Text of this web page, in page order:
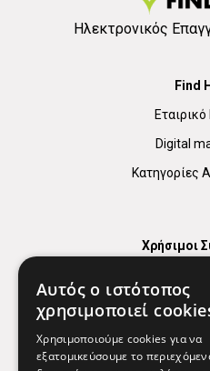
Ηλεκτρονικός
Find
Digital
Κατηγορίες
Χρήσιμοι
Χρήσιμα
Αυτός ο ιστότοπος
χρησιμοποιεί
Χρησιμοποιούμε cookies για να
εξατομικεύσουμε το